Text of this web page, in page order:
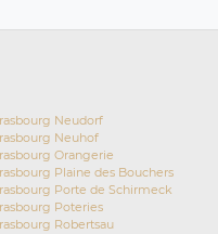
Neudorf
Neuhof
Orangerie
Plaine des Bouchers
Porte de Schirmeck
Poteries
Robertsau